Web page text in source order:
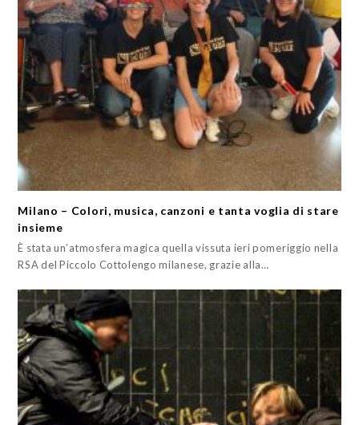
Milano – Colori, musica, canzoni e tanta voglia di stare
insieme
È stata un’atmosfera magica quella vissuta ieri pomeriggio nella
RSA del Piccolo Cottolengo milanese, grazie alla…